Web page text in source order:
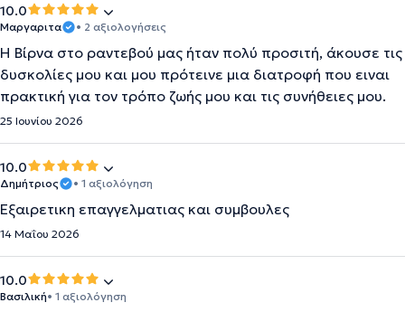
10.0
Μαργαριτα • 2 αξιολογήσεις
Η Βίρνα στο ραντεβού μας ήταν πολύ προσιτή, άκουσε τις
δυσκολίες μου και μου πρότεινε μια διατροφή που ειναι
πρακτική για τον τρόπο ζωής μου και τις συνήθειες μου.
25 Ιουνίου 2026
10.0
Δημήτριος • 1 αξιολόγηση
Εξαιρετικη επαγγελματιας και συμβουλες
14 Μαΐου 2026
10.0
Βασιλική• 1 αξιολόγηση